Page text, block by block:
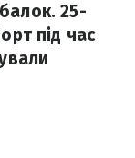
25-
під час